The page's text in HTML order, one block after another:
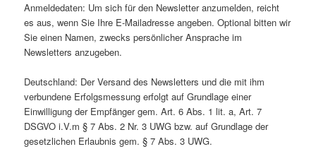
Anmeldedaten: Um sich für den Newsletter anzumelden, reicht
es aus, wenn Sie Ihre E-Mailadresse angeben. Optional bitten wir
Sie einen Namen, zwecks persönlicher Ansprache im
Newsletters anzugeben.
Deutschland: Der Versand des Newsletters und die mit ihm
verbundene Erfolgsmessung erfolgt auf Grundlage einer
Einwilligung der Empfänger gem. Art. 6 Abs. 1 lit. a, Art. 7
DSGVO i.V.m § 7 Abs. 2 Nr. 3 UWG bzw. auf Grundlage der
gesetzlichen Erlaubnis gem. § 7 Abs. 3 UWG.